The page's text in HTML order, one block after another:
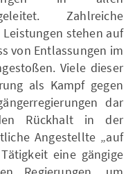
Zahlreiche
stehen auf
von Entlassungen im
Viele dieser
als Kampf gegen
dar
Rückhalt in der
Angestellte „auf
eine gängige